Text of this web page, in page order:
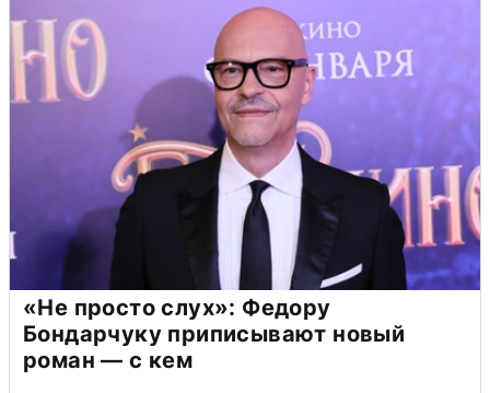
«Не просто слух»: Федору
Бондарчуку приписывают новый
роман — с кем